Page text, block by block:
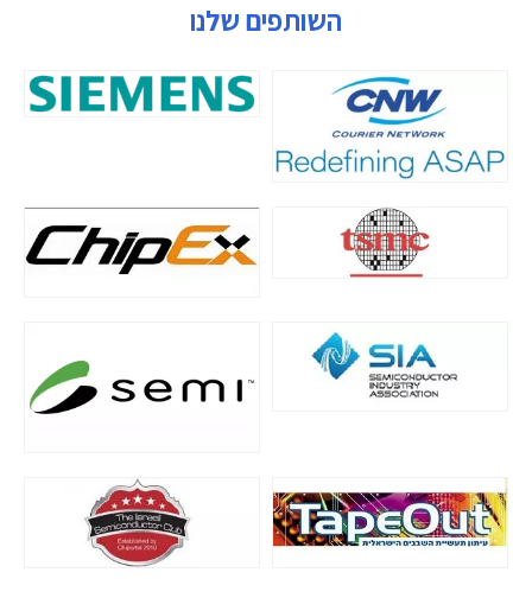
השותפים שלנו